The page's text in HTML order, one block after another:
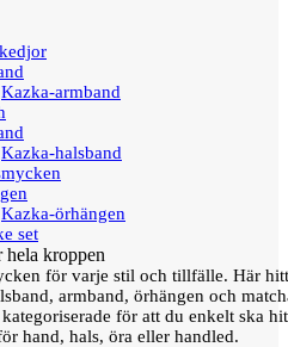
Kazka-armband
Kazka-halsband
Kazka-örhängen
set
hela kroppen
för varje stil och tillfälle. Här
armband, örhängen och
för att du enkelt ska
hand, hals, öra eller handled.